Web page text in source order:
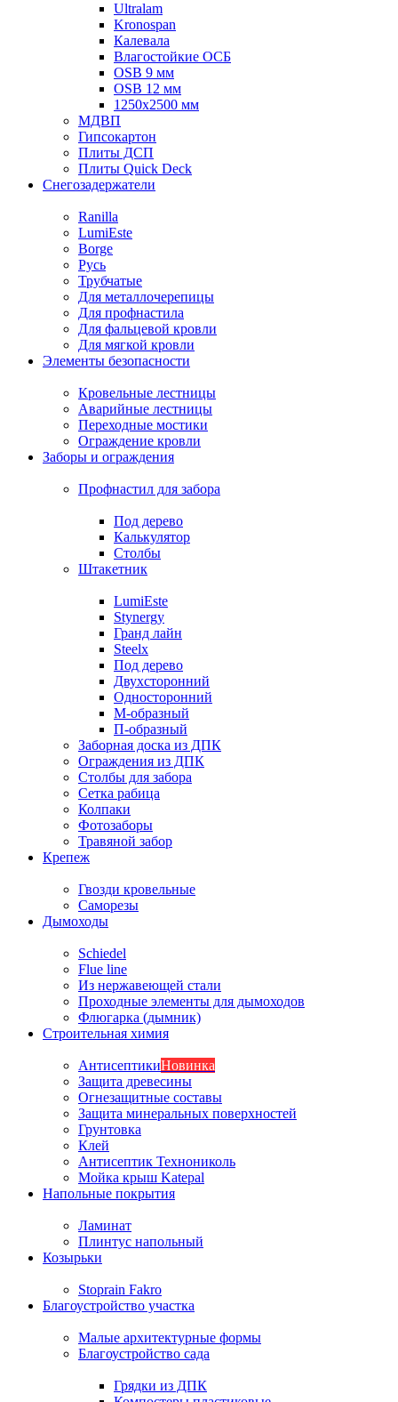
Ultralam
Kronospan
Калевала
Влагостойкие ОСБ
OSB 9 мм
OSB 12 мм
1250х2500 мм
МДВП
Гипсокартон
Плиты ДСП
Плиты Quick Deck
Снегозадержатели
Ranilla
LumiEste
Borge
Русь
Трубчатые
Для металлочерепицы
Для профнастила
Для фальцевой кровли
Для мягкой кровли
Элементы безопасности
Кровельные лестницы
Аварийные лестницы
Переходные мостики
Ограждение кровли
Заборы и ограждения
Профнастил для забора
Под дерево
Калькулятор
Столбы
Штакетник
LumiEste
Stynergy
Гранд лайн
Steelx
Под дерево
Двухсторонний
Односторонний
М-образный
П-образный
Заборная доска из ДПК
Ограждения из ДПК
Столбы для забора
Сетка рабица
Колпаки
Фотозаборы
Травяной забор
Крепеж
Гвозди кровельные
Саморезы
Дымоходы
Schiedel
Flue line
Из нержавеющей стали
Проходные элементы для дымоходов
Флюгарка (дымник)
Строительная химия
АнтисептикиНовинка
Защита древесины
Огнезащитные составы
Защита минеральных поверхностей
Грунтовка
Клей
Антисептик Технониколь
Мойка крыш Katepal
Напольные покрытия
Ламинат
Плинтус напольный
Козырьки
Stoprain Fakro
Благоустройство участка
Малые архитектурные формы
Благоустройство сада
Грядки из ДПК